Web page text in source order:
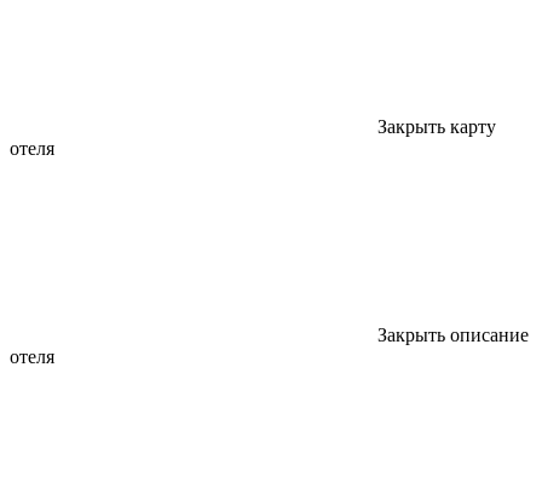
Закрыть карту
отеля
Закрыть описание
отеля